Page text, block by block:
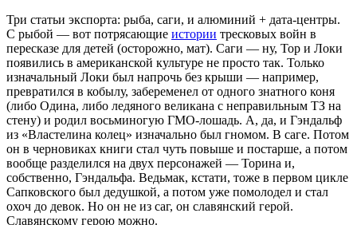
Три статьи экспорта: рыба, саги, и алюминий + дата-центры.
С рыбой — вот потрясающие истории тресковых войн в
пересказе для детей (осторожно, мат). Саги — ну, Тор и Локи
появились в американской культуре не просто так. Только
изначальный Локи был напрочь без крыши — например,
превратился в кобылу, забеременел от одного знатного коня
(либо Одина, либо ледяного великана с неправильным ТЗ на
стену) и родил восьминогую ГМО-лошадь. А, да, и Гэндальф
из «Властелина колец» изначально был гномом. В саге. Потом
он в черновиках книги стал чуть повыше и постарше, а потом
вообще разделился на двух персонажей — Торина и,
собственно, Гэндальфа. Ведьмак, кстати, тоже в первом цикле
Сапковского был дедушкой, а потом уже помолодел и стал
охоч до девок. Но он не из саг, он славянский герой.
Славянскому герою можно.